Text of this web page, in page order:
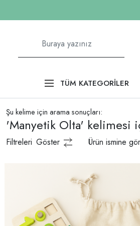
TÜM KATEGORİLER
Şu kelime için arama sonuçları:
'Manyetik Olta' kelimesi
Filtreleri Göster Ürün ismine